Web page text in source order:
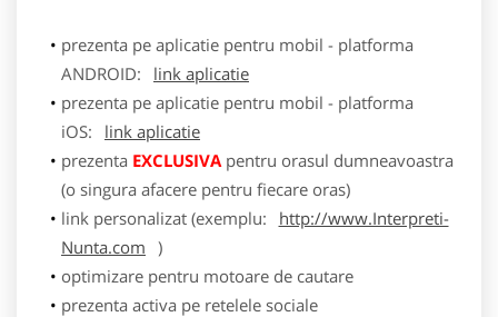
prezenta pe aplicatie pentru mobil - platforma
ANDROID:
link aplicatie
prezenta pe aplicatie pentru mobil - platforma
iOS:
link aplicatie
prezenta EXCLUSIVApentru orasul dumneavoastra
(o singura afacere pentru fiecare oras)
link personalizat (exemplu:
http://www.Interpreti-
Nunta.com )
optimizare pentru motoare de cautare
prezenta activa pe retelele sociale